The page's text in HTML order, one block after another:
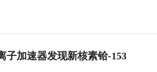
子加速器发现新核素铪-153